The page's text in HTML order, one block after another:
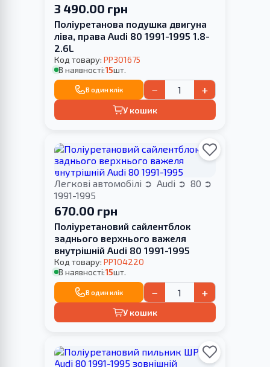
3 490.00 грн
Поліуретанова подушка двигуна
ліва, права Audi 80 1991-1995 1.8-
2.6L
Код товару: PP301675
В наявності:15шт.
В один клік − +
У кошик
Легкові автомобілі Audi
80
1991-1995
670.00 грн
Поліуретановий сайлентблок
заднього верхнього важеля
внутрішній Audi 80 1991-1995
Код товару: PP104220
В наявності:15шт.
В один клік − +
У кошик